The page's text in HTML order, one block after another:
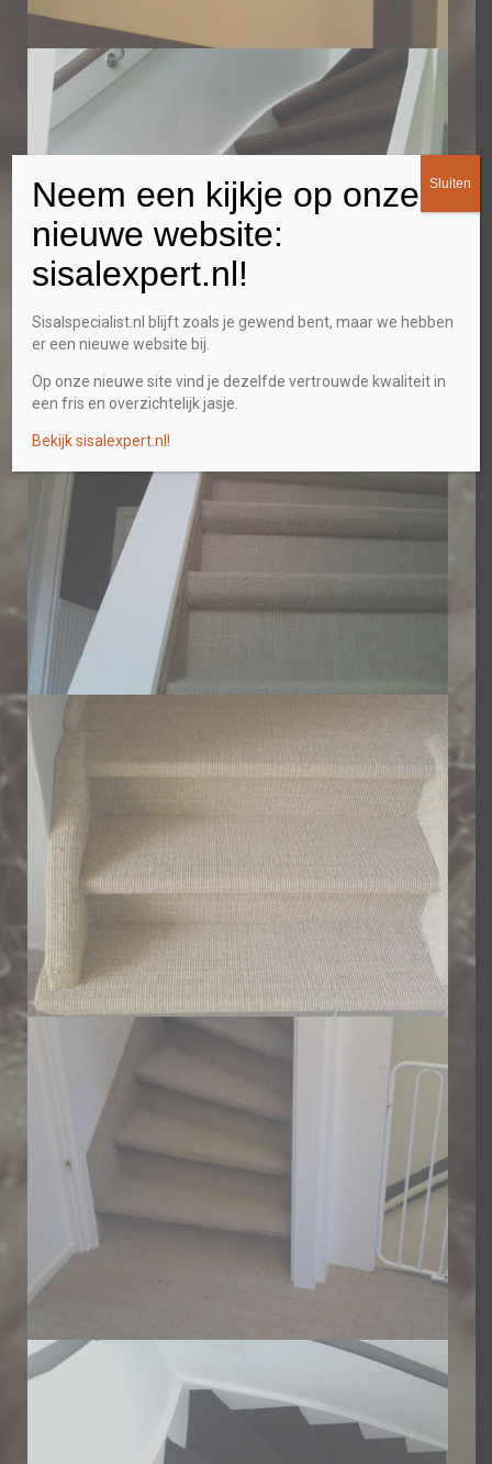
Neem een kijkje op onze
nieuwe website:
sisalexpert.nl!
Sisalspecialist.nl blijft zoals je gewend bent, maar we hebben
er een nieuwe website bij.
Op onze nieuwe site vind je dezelfde vertrouwde kwaliteit in
een fris en overzichtelijk jasje.
Bekijk sisalexpert.nl!
Sluiten